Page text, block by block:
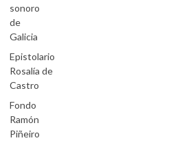
sonoro
de
Galicia
Epistolario
Rosalía de
Castro
Fondo
Ramón
Piñeiro